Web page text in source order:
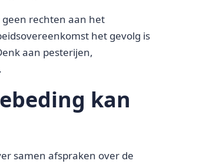
geen rechten aan het
het gevolg is
aan pesterijen,
kan
samen afspraken over de